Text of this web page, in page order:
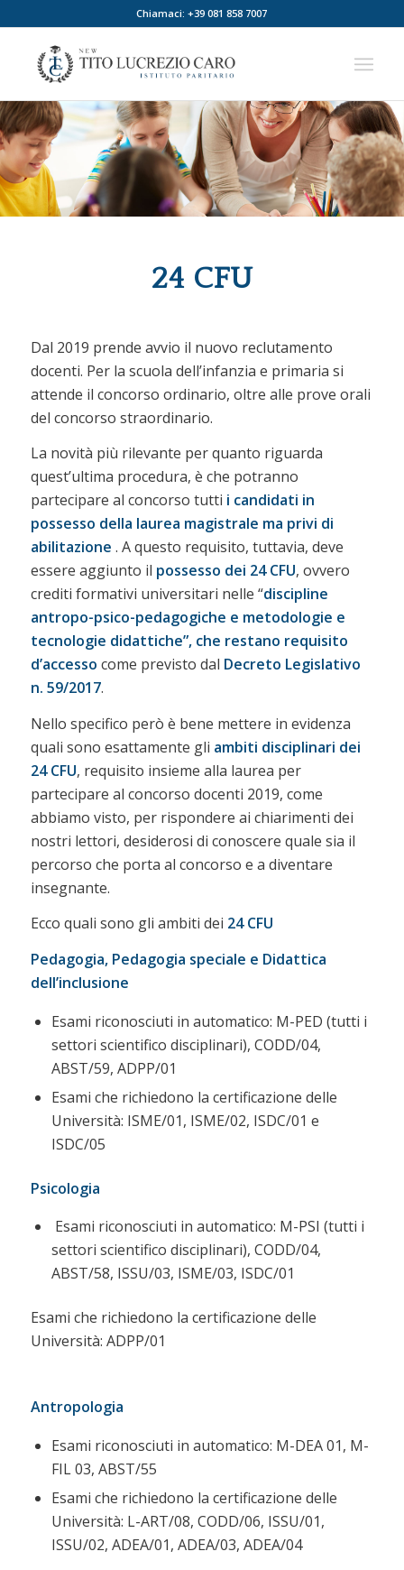
Chiamaci: +39 081 858 7007
24 CFU
Dal 2019 prende avvio il nuovo reclutamento
docenti. Per la scuola dell’infanzia e primaria si
attende il concorso ordinario, oltre alle prove orali
del concorso straordinario.
La novità più rilevante per quanto riguarda
quest’ultima procedura, è che potranno
partecipare al concorso tutti i candidati in
possesso della laurea magistrale ma privi di
abilitazione . A questo requisito, tuttavia, deve
essere aggiunto il possesso dei 24 CFU, ovvero
crediti formativi universitari nelle “discipline
antropo-psico-pedagogiche e metodologie e
tecnologie didattiche”, che restano requisito
d’accesso come previsto dal Decreto Legislativo
n. 59/2017.
Nello specifico però è bene mettere in evidenza
quali sono esattamente gli ambiti disciplinari dei
24 CFU, requisito insieme alla laurea per
partecipare al concorso docenti 2019, come
abbiamo visto, per rispondere ai chiarimenti dei
nostri lettori, desiderosi di conoscere quale sia il
percorso che porta al concorso e a diventare
insegnante.
Ecco quali sono gli ambiti dei 24 CFU
Pedagogia, Pedagogia speciale e Didattica
dell’inclusione
Esami riconosciuti in automatico: M-PED (tutti i
settori scientifico disciplinari), CODD/04,
ABST/59, ADPP/01
Esami che richiedono la certificazione delle
Università: ISME/01, ISME/02, ISDC/01 e
ISDC/05
Psicologia
Esami riconosciuti in automatico: M-PSI (tutti i
settori scientifico disciplinari), CODD/04,
ABST/58, ISSU/03, ISME/03, ISDC/01
Esami che richiedono la certificazione delle
Università: ADPP/01
Antropologia
Esami riconosciuti in automatico: M-DEA 01, M-
FIL 03, ABST/55
Esami che richiedono la certificazione delle
Università: L-ART/08, CODD/06, ISSU/01,
ISSU/02, ADEA/01, ADEA/03, ADEA/04